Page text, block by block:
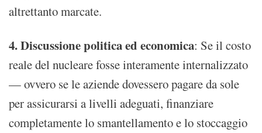
altrettanto marcate.
4. Discussione politica ed economica: Se il costo
reale del nucleare fosse interamente internalizzato
— ovvero se le aziende dovessero pagare da sole
per assicurarsi a livelli adeguati, finanziare
completamente lo smantellamento e lo stoccaggio